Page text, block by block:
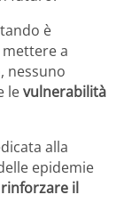
è
a
nessuno
levulnerabilità
alla
epidemie
rinforzare il